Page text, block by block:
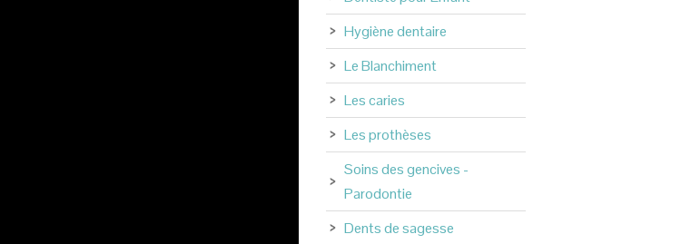
Hygiène dentaire
Le Blanchiment
Les caries
Les prothèses
Soins des gencives -
Parodontie
Dents de sagesse